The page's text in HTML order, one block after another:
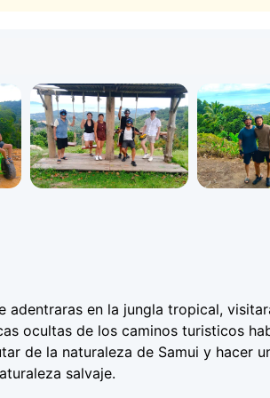
Traje de bano (para las visitas a
adentraras en la jungla tropical,
ocultas de los caminos turisticos
de la naturaleza de Samui y hacer
salvaje.